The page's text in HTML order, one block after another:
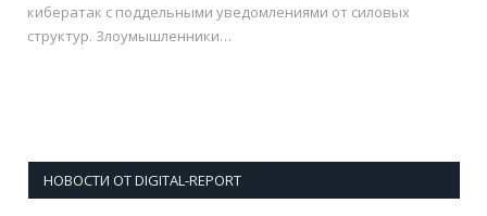
кибератак с поддельными уведомлениями от силовых
структур. Злоумышленники…
НОВОСТИ ОТ DIGITAL-REPORT